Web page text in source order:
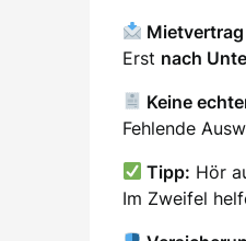
Erst nach
Keine
Fehlende
Tipp: Hör
Im Zweifel